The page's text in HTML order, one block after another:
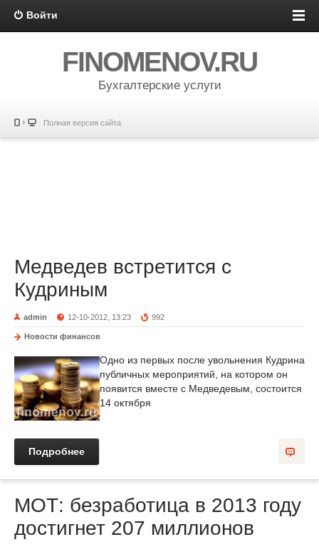
Войти
FINOMENOV.RU
Бухгалтерские услуги
Полная версия сайта
Медведев встретится с
Кудриным
admin 12-10-2012, 13:23 992
Новости финансов
Одно из первых после увольнения Кудрина
публичных мероприятий, на котором он
появится вместе с Медведевым, состоится
14 октября
Подробнее
МОТ: безработица в 2013 году
достигнет 207 миллионов